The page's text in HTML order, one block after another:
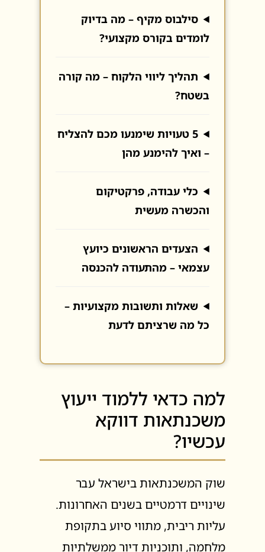
סילבוס מקיף – מה בדיוק
לומדים בקורס מקצועי?
תהליך ליווי הלקוח – מה קורה
בשטח?
5 טעויות שימנעו מכם להצליח
– ואיך להימנע מהן
כלי עבודה, פרקטיקום
והכשרה מעשית
הצעדים הראשונים כיועץ
עצמאי – מהתעודה להכנסה
שאלות ותשובות מקצועיות –
כל מה שרציתם לדעת
למה כדאי ללמוד ייעוץ
משכנתאות דווקא
עכשיו?
שוק המשכנתאות בישראל עבר
שינויים דרמטיים בשנים האחרונות.
עליות ריבית, מתווי סיוע בתקופת
מלחמה, ותוכניות דיור ממשלתיות